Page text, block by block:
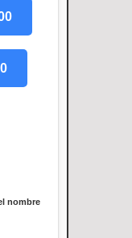
nombre